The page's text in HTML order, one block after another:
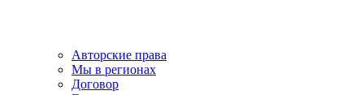
Авторские права
Мы в регионах
Договор